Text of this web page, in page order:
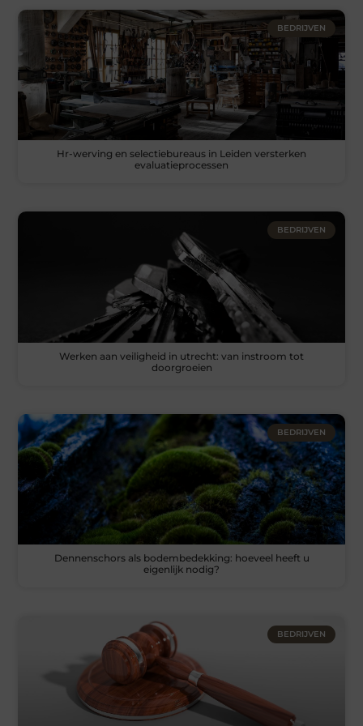
BEDRIJVEN
Hr-werving en selectiebureaus in Leiden versterken
evaluatieprocessen
BEDRIJVEN
Werken aan veiligheid in utrecht: van instroom tot
doorgroeien
BEDRIJVEN
Dennenschors als bodembedekking: hoeveel heeft u
eigenlijk nodig?
BEDRIJVEN